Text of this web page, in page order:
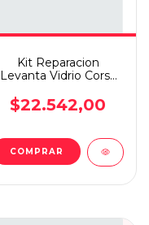
Kit Reparacion
Levanta Vidrio Corsa
$22.542,00
COMPRAR